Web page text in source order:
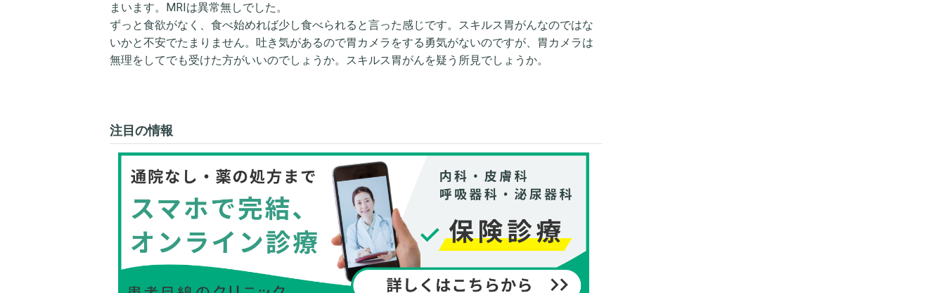
まいます。MRIは異常無しでした。
ずっと食欲がなく、食べ始めれば少し食べられると言った感じです。スキルス胃がんなのではな
いかと不安でたまりません。吐き気があるので胃カメラをする勇気がないのですが、胃カメラは
無理をしてでも受けた方がいいのでしょうか。スキルス胃がんを疑う所見でしょうか。
注目の情報